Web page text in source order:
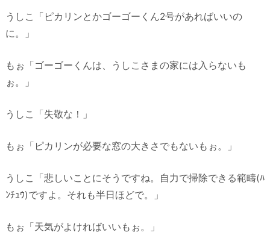
うしこ「ピカリンとかゴーゴーくん2号があればいいの
に。」
もぉ「ゴーゴーくんは、うしこさまの家には入らないも
ぉ。」
うしこ「失敬な！」
もぉ「ピカリンが必要な窓の大きさでもないもぉ。」
うしこ「悲しいことにそうですね。自力で掃除できる範疇(ﾊ
ﾝﾁｭｳ)ですよ。それも半日ほどで。」
もぉ「天気がよければいいもぉ。」